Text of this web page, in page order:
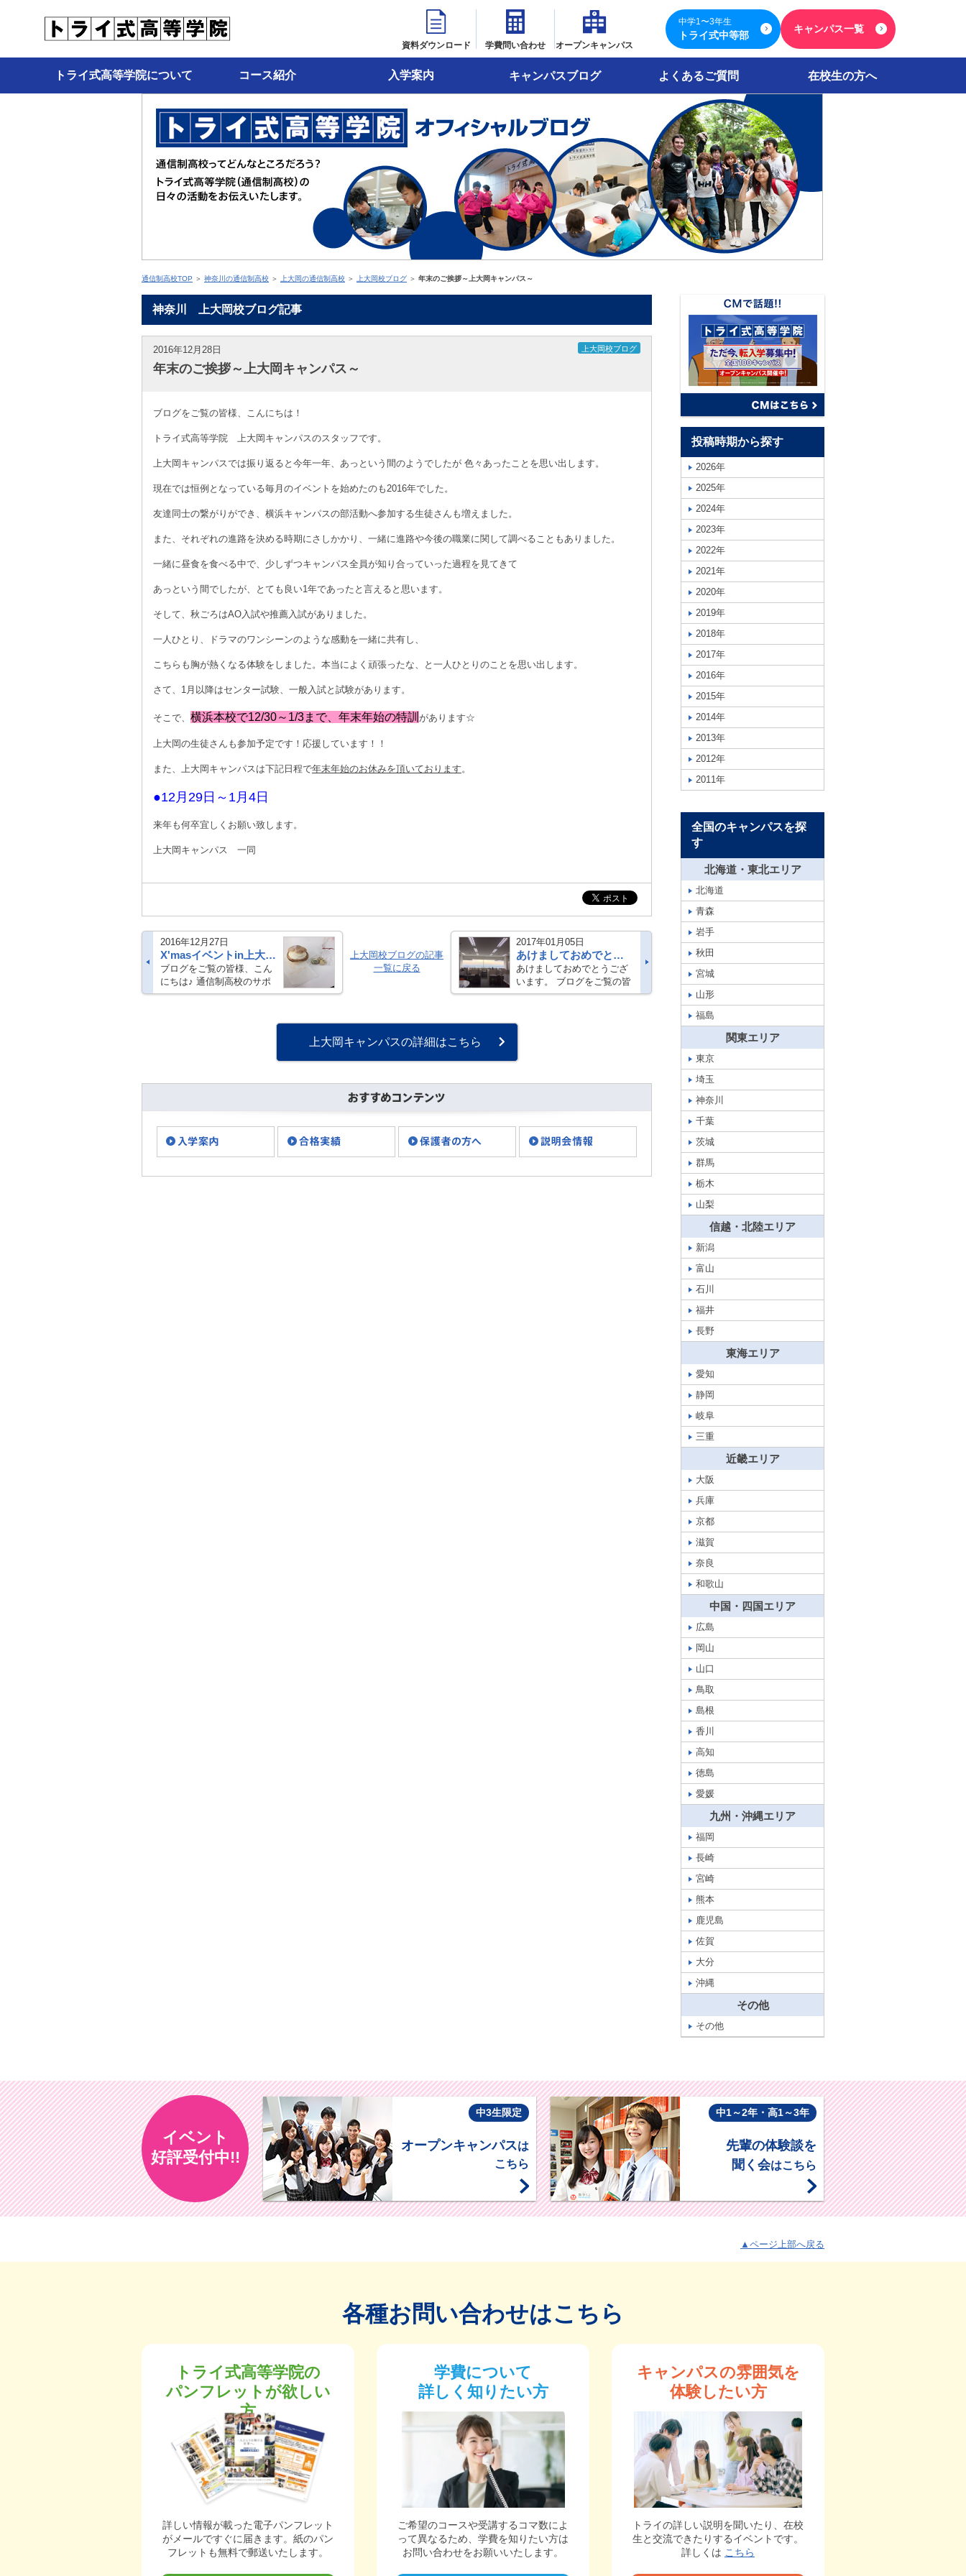
資料ダウンロード 学費問い合わせ オープンキャンパス
中学1〜3年生
トライ式中等部
キャンパス一覧
トライ式高等学院について コース紹介 入学案内 キャンパスブログ よくあるご質問 在校生の方へ
通信制高校TOP ＞ 神奈川の通信制高校 ＞ 上大岡の通信制高校 ＞ 上大岡校ブログ ＞ 年末のご挨拶～上大岡キャンパス～
神奈川 上大岡校ブログ記事
2016年12月28日 上大岡校ブログ
年末のご挨拶～上大岡キャンパス～
ブログをご覧の皆様、こんにちは！
トライ式高等学院 上大岡キャンパスのスタッフです。
上大岡キャンパスでは振り返ると今年一年、あっという間のようでしたが 色々あったことを思い出します。
現在では恒例となっている毎月のイベントを始めたのも2016年でした。
友達同士の繋がりができ、横浜キャンパスの部活動へ参加する生徒さんも増えました。
また、それぞれの進路を決める時期にさしかかり、一緒に進路や今後の職業に関して調べることもありました。
一緒に昼食を食べる中で、少しずつキャンパス全員が知り合っていった過程を見てきて
あっという間でしたが、とても良い1年であったと言えると思います。
そして、秋ごろはAO入試や推薦入試がありました。
一人ひとり、ドラマのワンシーンのような感動を一緒に共有し、
こちらも胸が熱くなる体験をしました。本当によく頑張ったな、と一人ひとりのことを思い出します。
さて、1月以降はセンター試験、一般入試と試験があります。
そこで、 横浜本校で12/30～1/3まで、年末年始の特訓 があります☆
上大岡の生徒さんも参加予定です！応援しています！！
また、上大岡キャンパスは下記日程で年末年始のお休みを頂いております。
●12月29日～1月4日
来年も何卒宜しくお願い致します。
上大岡キャンパス 一同
2016年12月27日
X'masイベントin上大岡キャンパス
ブログをご覧の皆様、こん
にちは♪ 通信制高校のサポ
ート校 トライ式高等学
上大岡校ブログの記事
一覧に戻る
2017年01月05日
あけましておめでとうございます～上大岡キャンパス～
あけましておめでとうござ
います。 ブログをご覧の皆
様、こんにちは。 通信制高
上大岡キャンパスの詳細はこちら
投稿時期から探す
2026年
2025年
2024年
2023年
2022年
2021年
2020年
2019年
2018年
2017年
2016年
2015年
2014年
2013年
2012年
2011年
全国のキャンパスを探
す
北海道・東北エリア
北海道
青森
岩手
秋田
宮城
山形
福島
関東エリア
東京
埼玉
神奈川
千葉
茨城
群馬
栃木
山梨
信越・北陸エリア
新潟
富山
石川
福井
長野
東海エリア
愛知
静岡
岐阜
三重
近畿エリア
大阪
兵庫
京都
滋賀
奈良
和歌山
中国・四国エリア
広島
岡山
山口
鳥取
島根
香川
高知
徳島
愛媛
九州・沖縄エリア
福岡
長崎
宮崎
熊本
鹿児島
佐賀
大分
沖縄
その他
その他
イベント
好評受付中!!
中3生限定
オープンキャンパスは
こちら
中1～2年・高1～3年
先輩の体験談を
聞く会はこちら
▲ページ上部へ戻る
各種お問い合わせはこちら
トライ式高等学院の
パンフレットが欲しい
方
詳しい情報が載った電子パンフレット
がメールですぐに届きます。紙のパン
フレットも無料で郵送いたします。
学費について
詳しく知りたい方
ご希望のコースや受講するコマ数によ
って異なるため、学費を知りたい方は
お問い合わせをお願いいたします。
キャンパスの雰囲気を
体験したい方
トライの詳しい説明を聞いたり、在校
生と交流できたりするイベントです。
詳しくは こちら